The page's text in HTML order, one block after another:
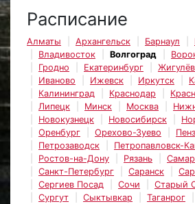
Расписание
Алматы Архангельск Барнаул
Владивосток
Волгоград
Гродно
Екатеринбург
Иваново
Ижевск Иркутск
Калининград
Краснодар
Липецк
Минск Москва
Новокузнецк
Новосибирск
Оренбург
Орехово-Зуево
Петрозаводск
Петропавловск-
Ростов-на-Дону
Рязань
Санкт-Петербург
Саранск
Сергиев Посад
Сочи Старый
Сургут
Сыктывкар Таганрог